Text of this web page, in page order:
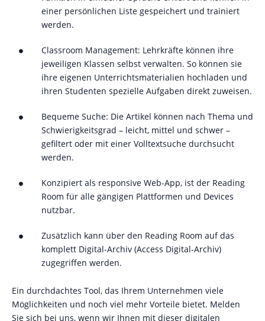
einer persönlichen Liste gespeichert und trainiert
werden.
Classroom Management: Lehrkräfte können ihre
jeweiligen Klassen selbst verwalten. So können sie
ihre eigenen Unterrichtsmaterialien hochladen und
ihren Studenten spezielle Aufgaben direkt zuweisen.
Bequeme Suche: Die Artikel können nach Thema und
Schwierigkeitsgrad – leicht, mittel und schwer –
gefiltert oder mit einer Volltextsuche durchsucht
werden.
Konzipiert als responsive Web-App, ist der Reading
Room für alle gängigen Plattformen und Devices
nutzbar.
Zusätzlich kann über den Reading Room auf das
komplett Digital-Archiv (Access Digital-Archiv)
zugegriffen werden.
Ein durchdachtes Tool, das Ihrem Unternehmen viele
Möglichkeiten und noch viel mehr Vorteile bietet. Melden
Sie sich bei uns, wenn wir Ihnen mit dieser digitalen